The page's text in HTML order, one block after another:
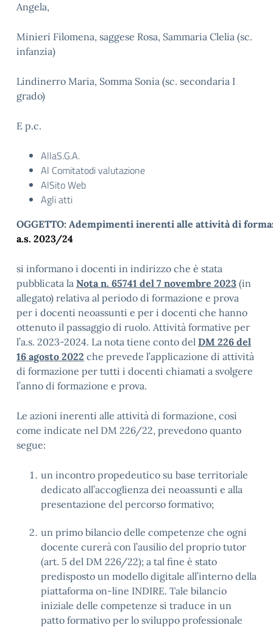
Angela,
Minieri Filomena, saggese Rosa, Sammaria Clelia (sc.
infanzia)
Lindinerro Maria, Somma Sonia (sc. secondaria I
grado)
E p.c.
AllaS.G.A.
Al Comitatodi valutazione
AlSito Web
Agli atti
OGGETTO: Adempimenti inerenti alle attività di
a.s. 2023/24
si informano i docenti in indirizzo che è stata
pubblicata la Nota n. 65741 del 7 novembre 2023 (in
allegato) relativa al periodo di formazione e prova
per i docenti neoassunti e per i docenti che hanno
ottenuto il passaggio di ruolo. Attività formative per
l’a.s. 2023-2024. La nota tiene conto del DM 226 del
16 agosto 2022 che prevede l’applicazione di attività
di formazione per tutti i docenti chiamati a svolgere
l’anno di formazione e prova.
Le azioni inerenti alle attività di formazione, così
come indicate nel DM 226/22, prevedono quanto
segue:
un incontro propedeutico su base territoriale
dedicato all’accoglienza dei neoassunti e alla
presentazione del percorso formativo;
un primo bilancio delle competenze che ogni
docente curerà con l’ausilio del proprio tutor
(art. 5 del DM 226/22); a tal fine è stato
predisposto un modello digitale all’interno della
piattaforma on-line INDIRE. Tale bilancio
iniziale delle competenze si traduce in un
patto formativo per lo sviluppo professionale